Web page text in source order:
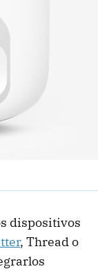
dispositivos
, Thread o